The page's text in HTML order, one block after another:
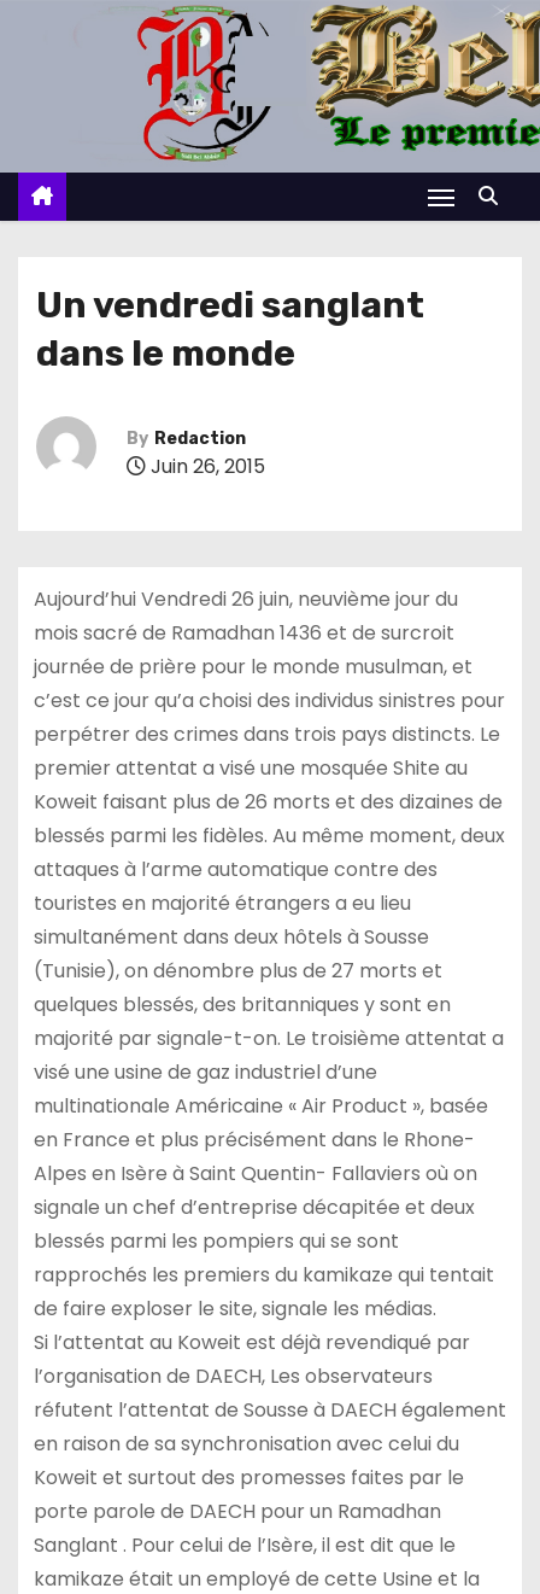
c
Un vendredi sanglant
dans le monde
By Redaction
Juin 26, 2015
Aujourd’hui Vendredi 26 juin, neuvième jour du
mois sacré de Ramadhan 1436 et de surcroit
journée de prière pour le monde musulman, et
c’est ce jour qu’a choisi des individus sinistres pour
perpétrer des crimes dans trois pays distincts. Le
premier attentat a visé une mosquée Shite au
Koweit faisant plus de 26 morts et des dizaines de
blessés parmi les fidèles. Au même moment, deux
attaques à l’arme automatique contre des
touristes en majorité étrangers a eu lieu
simultanément dans deux hôtels à Sousse
(Tunisie), on dénombre plus de 27 morts et
quelques blessés, des britanniques y sont en
majorité par signale-t-on. Le troisième attentat a
visé une usine de gaz industriel d’une
multinationale Américaine « Air Product », basée
en France et plus précisément dans le Rhone-
Alpes en Isère à Saint Quentin- Fallaviers où on
signale un chef d’entreprise décapitée et deux
blessés parmi les pompiers qui se sont
rapprochés les premiers du kamikaze qui tentait
de faire exploser le site, signale les médias.
Si l’attentat au Koweit est déjà revendiqué par
l’organisation de DAECH, Les observateurs
réfutent l’attentat de Sousse à DAECH également
en raison de sa synchronisation avec celui du
Koweit et surtout des promesses faites par le
porte parole de DAECH pour un Ramadhan
Sanglant . Pour celui de l’Isère, il est dit que le
kamikaze était un employé de cette Usine et la